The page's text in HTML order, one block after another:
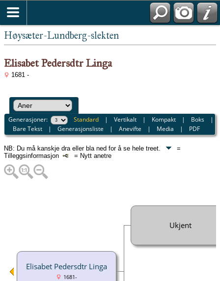
Høysæter-Lundberg-slekten
Elisabet Pedersdtr Linga
1681 -
Generasjoner: Standard |Vertikalt | Kompakt | Boks |
Bare Tekst |Generasjonsliste |Anevifte | Media | PDF
NB: Du må kanskje dra eller bla ned for å se hele treet.
=
Tilleggsinformasjon
= Nytt anetre
Elisabet Pedersdtr Linga
1681-
Ukjent